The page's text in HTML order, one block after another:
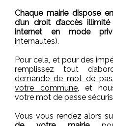
Chaque mairie dispose
d’un droit d’accès
internet en mode
internautes).
Pour cela, et pour des
remplissez tout
demande de mot de
votre commune, et
votre mot de passe
Vous vous rendez alors